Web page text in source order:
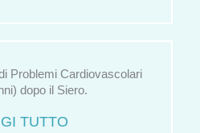
Problemi Cardiovascolari
dopo il Siero.
TUTTO